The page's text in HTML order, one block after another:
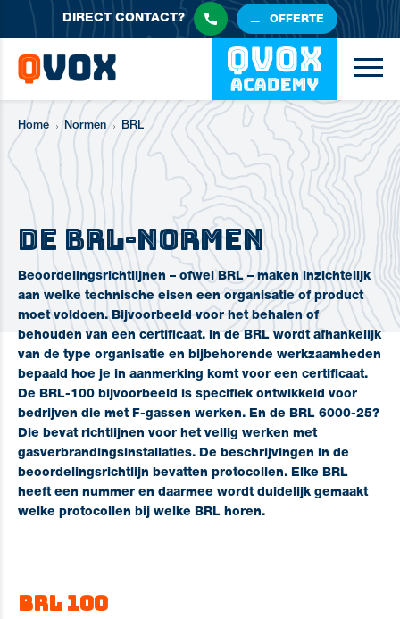
DIRECTCONTACT? OFFERTE
Home Normen BRL
BRL
De BRL-normen
Beoordelingsrichtlijnen – ofwel BRL – maken inzichtelijk
aan welke technische eisen een organisatie of product
moet voldoen. Bijvoorbeeld voor het behalen of
behouden van een certificaat. In de BRL wordt afhankelijk
van de type organisatie en bijbehorende werkzaamheden
bepaald hoe je in aanmerking komt voor een certificaat.
De BRL-100 bijvoorbeeld is specifiek ontwikkeld voor
bedrijven die met F-gassen werken. En de BRL 6000-25?
Die bevat richtlijnen voor het veilig werken met
gasverbrandingsinstallaties. De beschrijvingen in de
beoordelingsrichtlijn bevatten protocollen. Elke BRL
heeft een nummer en daarmee wordt duidelijk gemaakt
welke protocollen bij welke BRL horen.
BRL 100